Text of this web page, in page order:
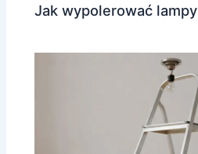
Jak wypolerować lampy